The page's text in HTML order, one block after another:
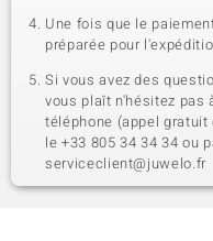
Une fois que le
préparée pour
Si vous avez des
vous plaît n'hésitez pas
téléphone (appel
le +33 805 34 34 34 ou
serviceclient@juwelo.fr